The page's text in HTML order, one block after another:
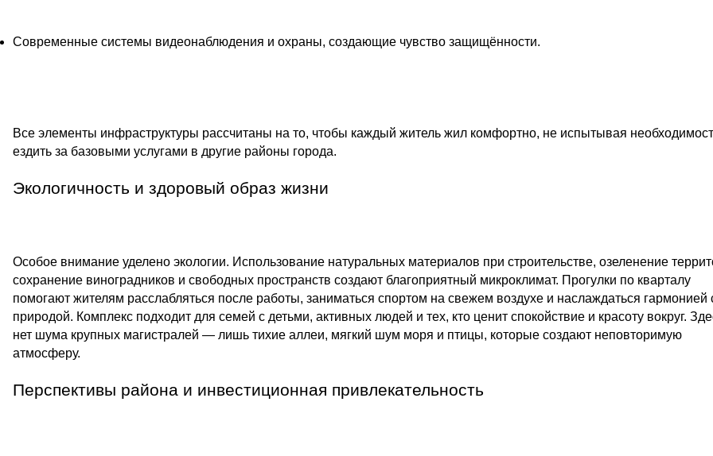
Современные системы видеонаблюдения и охраны, создающие чувство защищённости.
Все элементы инфраструктуры рассчитаны на то, чтобы каждый житель жил комфортно, не испытывая
ездить за базовыми услугами в другие районы города.
Экологичность и здоровый образ жизни
Особое внимание уделено экологии. Использование натуральных материалов при строительстве, озеленение
сохранение виноградников и свободных пространств создают благоприятный микроклимат. Прогулки по кварталу
помогают жителям расслабляться после работы, заниматься спортом на свежем воздухе и наслаждаться гармонией
природой. Комплекс подходит для семей с детьми, активных людей и тех, кто ценит спокойствие и красоту вокруг.
нет шума крупных магистралей — лишь тихие аллеи, мягкий шум моря и птицы, которые создают неповторимую
атмосферу.
Перспективы района и инвестиционная привлекательность